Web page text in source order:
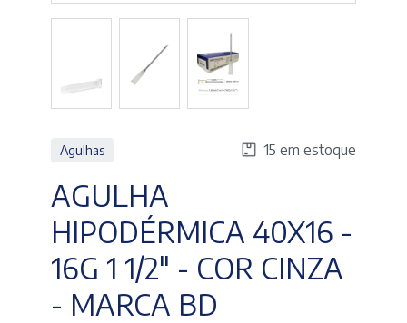
Agulhas 15 em estoque
AGULHA
HIPODÉRMICA 40X16 -
16G 1 1/2" - COR CINZA
- MARCA BD